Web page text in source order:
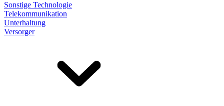
Sonstige Technologie
Telekommunikation
Unterhaltung
Versorger